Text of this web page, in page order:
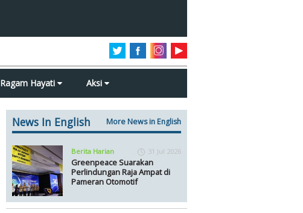
Ragam Hayati Aksi
News In English More News in English
Berita Harian 31 Jul 2026
Greenpeace Suarakan
Perlindungan Raja Ampat di
Pameran Otomotif